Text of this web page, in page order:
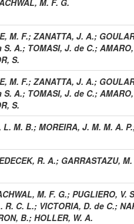
M. F.; ZANATTA, J. A.;
S. A.; TOMASI, J. de C.;
S.
M. F.; ZANATTA, J. A.;
S. A.; TOMASI, J. de C.;
S.
L. M. B.; MOREIRA, J. M. M. A. P.
R. A.; GARRASTAZU, M.
M. F. G.; PUGLIERO, V.
R. C. L.; VICTORIA, D. de C.;
B.; HOLLER, W. A.